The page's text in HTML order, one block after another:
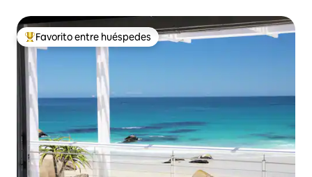
De los mejores en Favorito entre huéspedes
Favorito entre huéspedes